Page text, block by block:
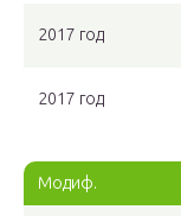
2017 год
2017 год
Модиф.